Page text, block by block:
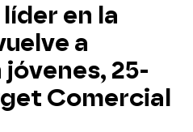
en la
a
25-
Comercial